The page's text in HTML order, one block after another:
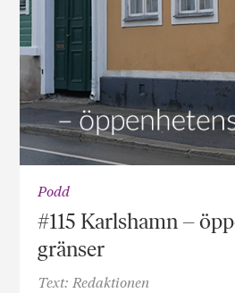
Podd
#115 Karlshamn –
gränser
Text: Redaktionen